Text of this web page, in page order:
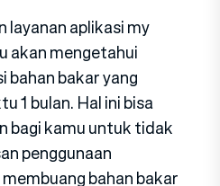
layanan aplikasi my
akan mengetahui
bahan bakar yang
1 bulan. Hal ini bisa
bagi kamu untuk tidak
penggunaan
bahan bakar